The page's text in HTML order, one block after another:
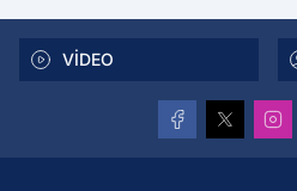
VİDEO